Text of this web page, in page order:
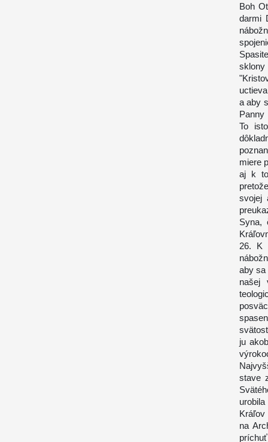
Boh
darmi
sklony
a aby
Panny
To
miere
aj k
svojej
Syna,
26. K
aby sa
našej
ju
stave
Kráľov
na